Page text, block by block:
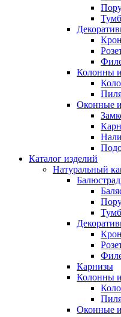
Колонны
Оконные
Каталог изделий
Натуральный
Карнизы
Колонны
Оконные